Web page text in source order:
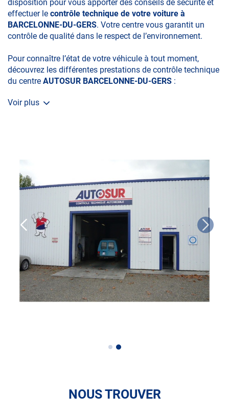
disposition pour vous apporter des conseils de sécurité et
effectuer le contrôle technique de votre voiture à
BARCELONNE-DU-GERS. Votre centre vous garantit un
contrôle de qualité dans le respect de l’environnement.
Pour connaître l’état de votre véhicule à tout moment,
découvrez les différentes prestations de contrôle technique
du centre AUTOSUR BARCELONNE-DU-GERS :
• le contrôle technique obligatoire
• le contrôle des véhicules hybrides ou électriques
• le contrôle technique des véhicules GPL/Gaz*
• le pré-contrôle contrôle technique ou contrôle technique
volontaire / partiel
N’attendez plus pour votre sécurité et faire vérifier votre
véhicule : Prenez RDV dans votre
centre de contrôle
technique.
A très bientôt chezAUTOSUR BARCELONNE-DU-GERS.
Voir plus
NOUS TROUVER